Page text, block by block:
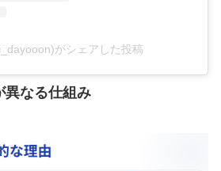
がシェアした投稿
異なる仕組み